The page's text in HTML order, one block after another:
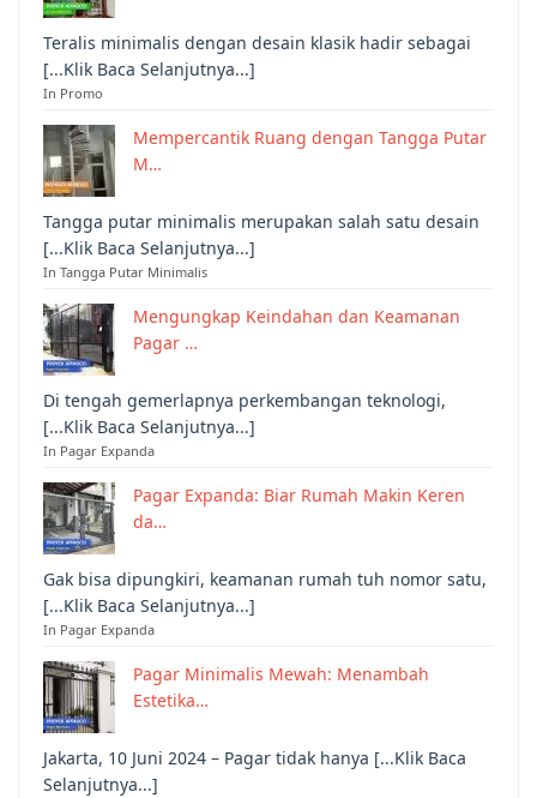
Teralis minimalis dengan desain klasik hadir sebagai
[...Klik Baca Selanjutnya...]
In Promo
Mempercantik Ruang dengan Tangga Putar
M…
Tangga putar minimalis merupakan salah satu desain
[...Klik Baca Selanjutnya...]
In Tangga Putar Minimalis
Mengungkap Keindahan dan Keamanan
Pagar …
Di tengah gemerlapnya perkembangan teknologi,
[...Klik Baca Selanjutnya...]
In Pagar Expanda
Pagar Expanda: Biar Rumah Makin Keren
da…
Gak bisa dipungkiri, keamanan rumah tuh nomor satu,
[...Klik Baca Selanjutnya...]
In Pagar Expanda
Pagar Minimalis Mewah: Menambah
Estetika…
Jakarta, 10 Juni 2024 – Pagar tidak hanya [...Klik Baca
Selanjutnya...]